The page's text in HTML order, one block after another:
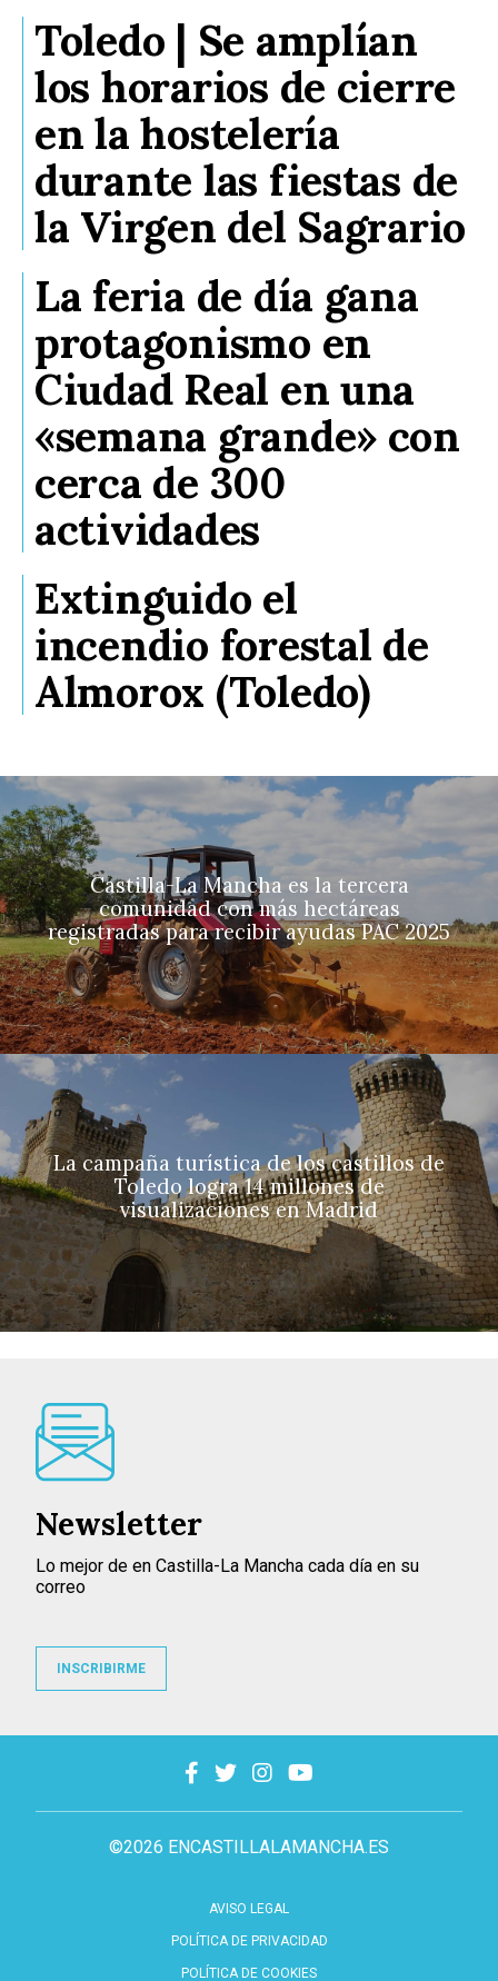
Toledo | Se amplían
los horarios de cierre
en la hostelería
durante las fiestas de
la Virgen del Sagrario
La feria de día gana
protagonismo en
Ciudad Real en una
«semana grande» con
cerca de 300
actividades
Extinguido el
incendio forestal de
Almorox (Toledo)
Castilla-La Mancha es la tercera
comunidad con más hectáreas
registradas para recibir ayudas PAC 2025
La campaña turística de los castillos de
Toledo logra 14 millones de
visualizaciones en Madrid
©2026 ENCASTILLALAMANCHA.ES
AVISO LEGAL
POLÍTICA DE PRIVACIDAD
POLÍTICA DE COOKIES
Newsletter
Lo mejor de en Castilla-La Mancha cada día en su
correo
INSCRIBIRME